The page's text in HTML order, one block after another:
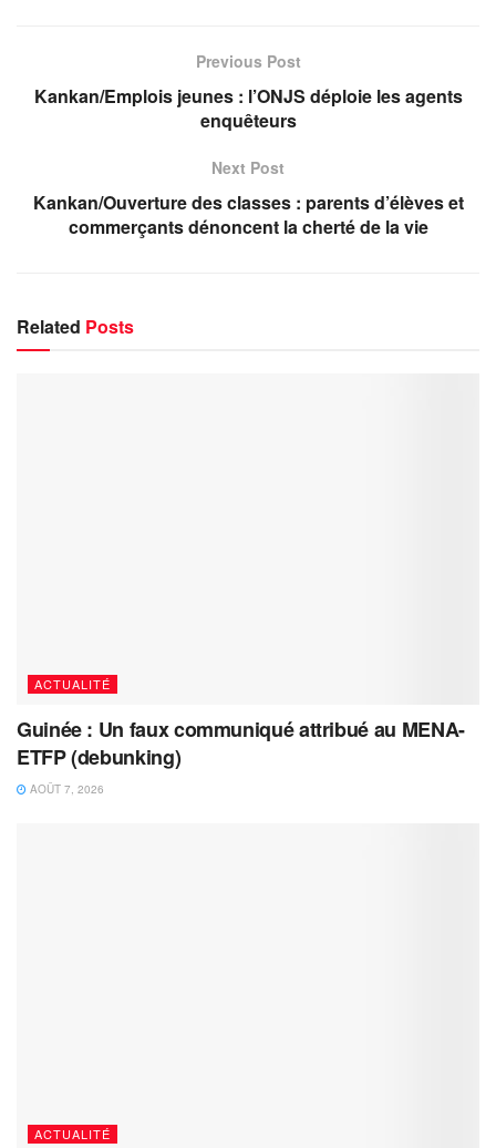
Previous Post
Kankan/Emplois jeunes : l’ONJS déploie les agents
enquêteurs
Next Post
Kankan/Ouverture des classes : parents d’élèves et
commerçants dénoncent la cherté de la vie
Related Posts
ACTUALITÉ
Guinée : Un faux communiqué attribué au MENA-
ETFP (debunking)
AOÛT 7, 2026
ACTUALITÉ